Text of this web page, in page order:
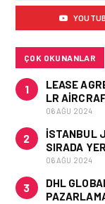
ÇOK OKUNANLAR
1
LEASE
LR
06 AĞU 2024
2
İSTANBUL
SIRADA
06 AĞU 2024
3
DHL